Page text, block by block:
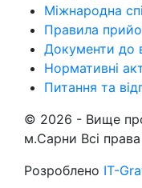
Міжнародна
Правила
Документи до
Нормативні
Питання та
© 2026 - Вище
м.Сарни Всі
Розроблено IT-